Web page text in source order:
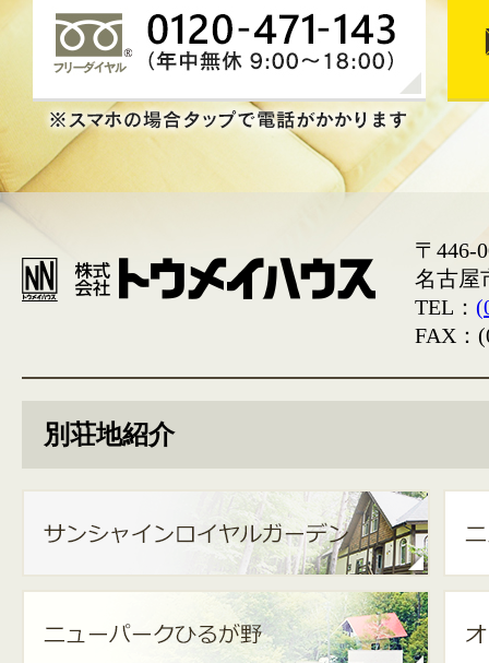
〒446-
名古屋
TEL：
FAX：
別荘地紹介